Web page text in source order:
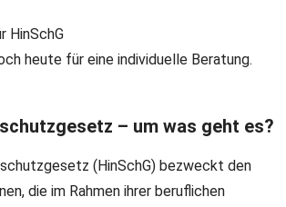
HinSchG
heute für eine individuelle Beratung.
– um was geht es?
(HinSchG) bezweckt den
die im Rahmen ihrer beruflichen